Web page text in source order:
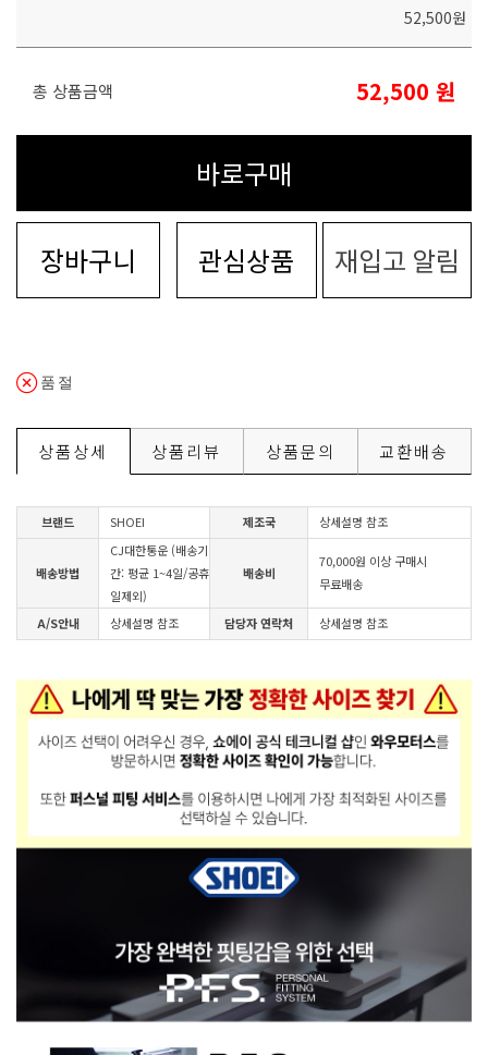
52,500원
총 상품금액 52,500 원
바로구매
장바구니 관심상품 재입고 알림
품절
상품상세 상품리뷰 상품문의 교환배송
브랜드 SHOEI 제조국 상세설명 참조
배송방법
CJ대한통운 (배송기
간: 평균 1~4일/공휴
일제외)
배송비
70,000원 이상 구매시
무료배송
A/S안내 상세설명 참조 담당자 연락처 상세설명 참조